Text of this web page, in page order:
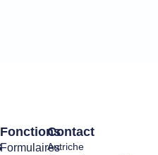
Fonctions
Formulaires
Contact
Autriche